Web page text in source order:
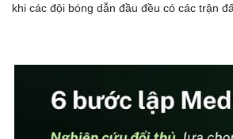
khi các đội bóng dẫn đầu đều có các trận